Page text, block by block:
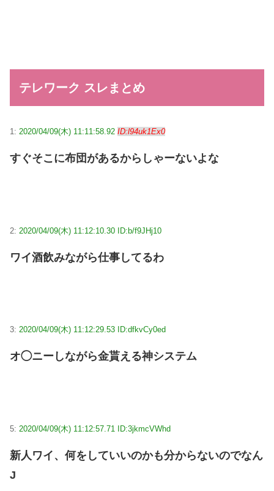
テレワーク スレまとめ
1: 2020/04/09(木) 11:11:58.92 ID:l94uk1Ex0
すぐそこに布団があるからしゃーないよな
2: 2020/04/09(木) 11:12:10.30 ID:b/f9JHj10
ワイ酒飲みながら仕事してるわ
3: 2020/04/09(木) 11:12:29.53 ID:dfkvCy0ed
オ◯ニーしながら金貰える神システム
5: 2020/04/09(木) 11:12:57.71 ID:3jkmcVWhd
新人ワイ、何をしていいのかも分からないのでなん
J